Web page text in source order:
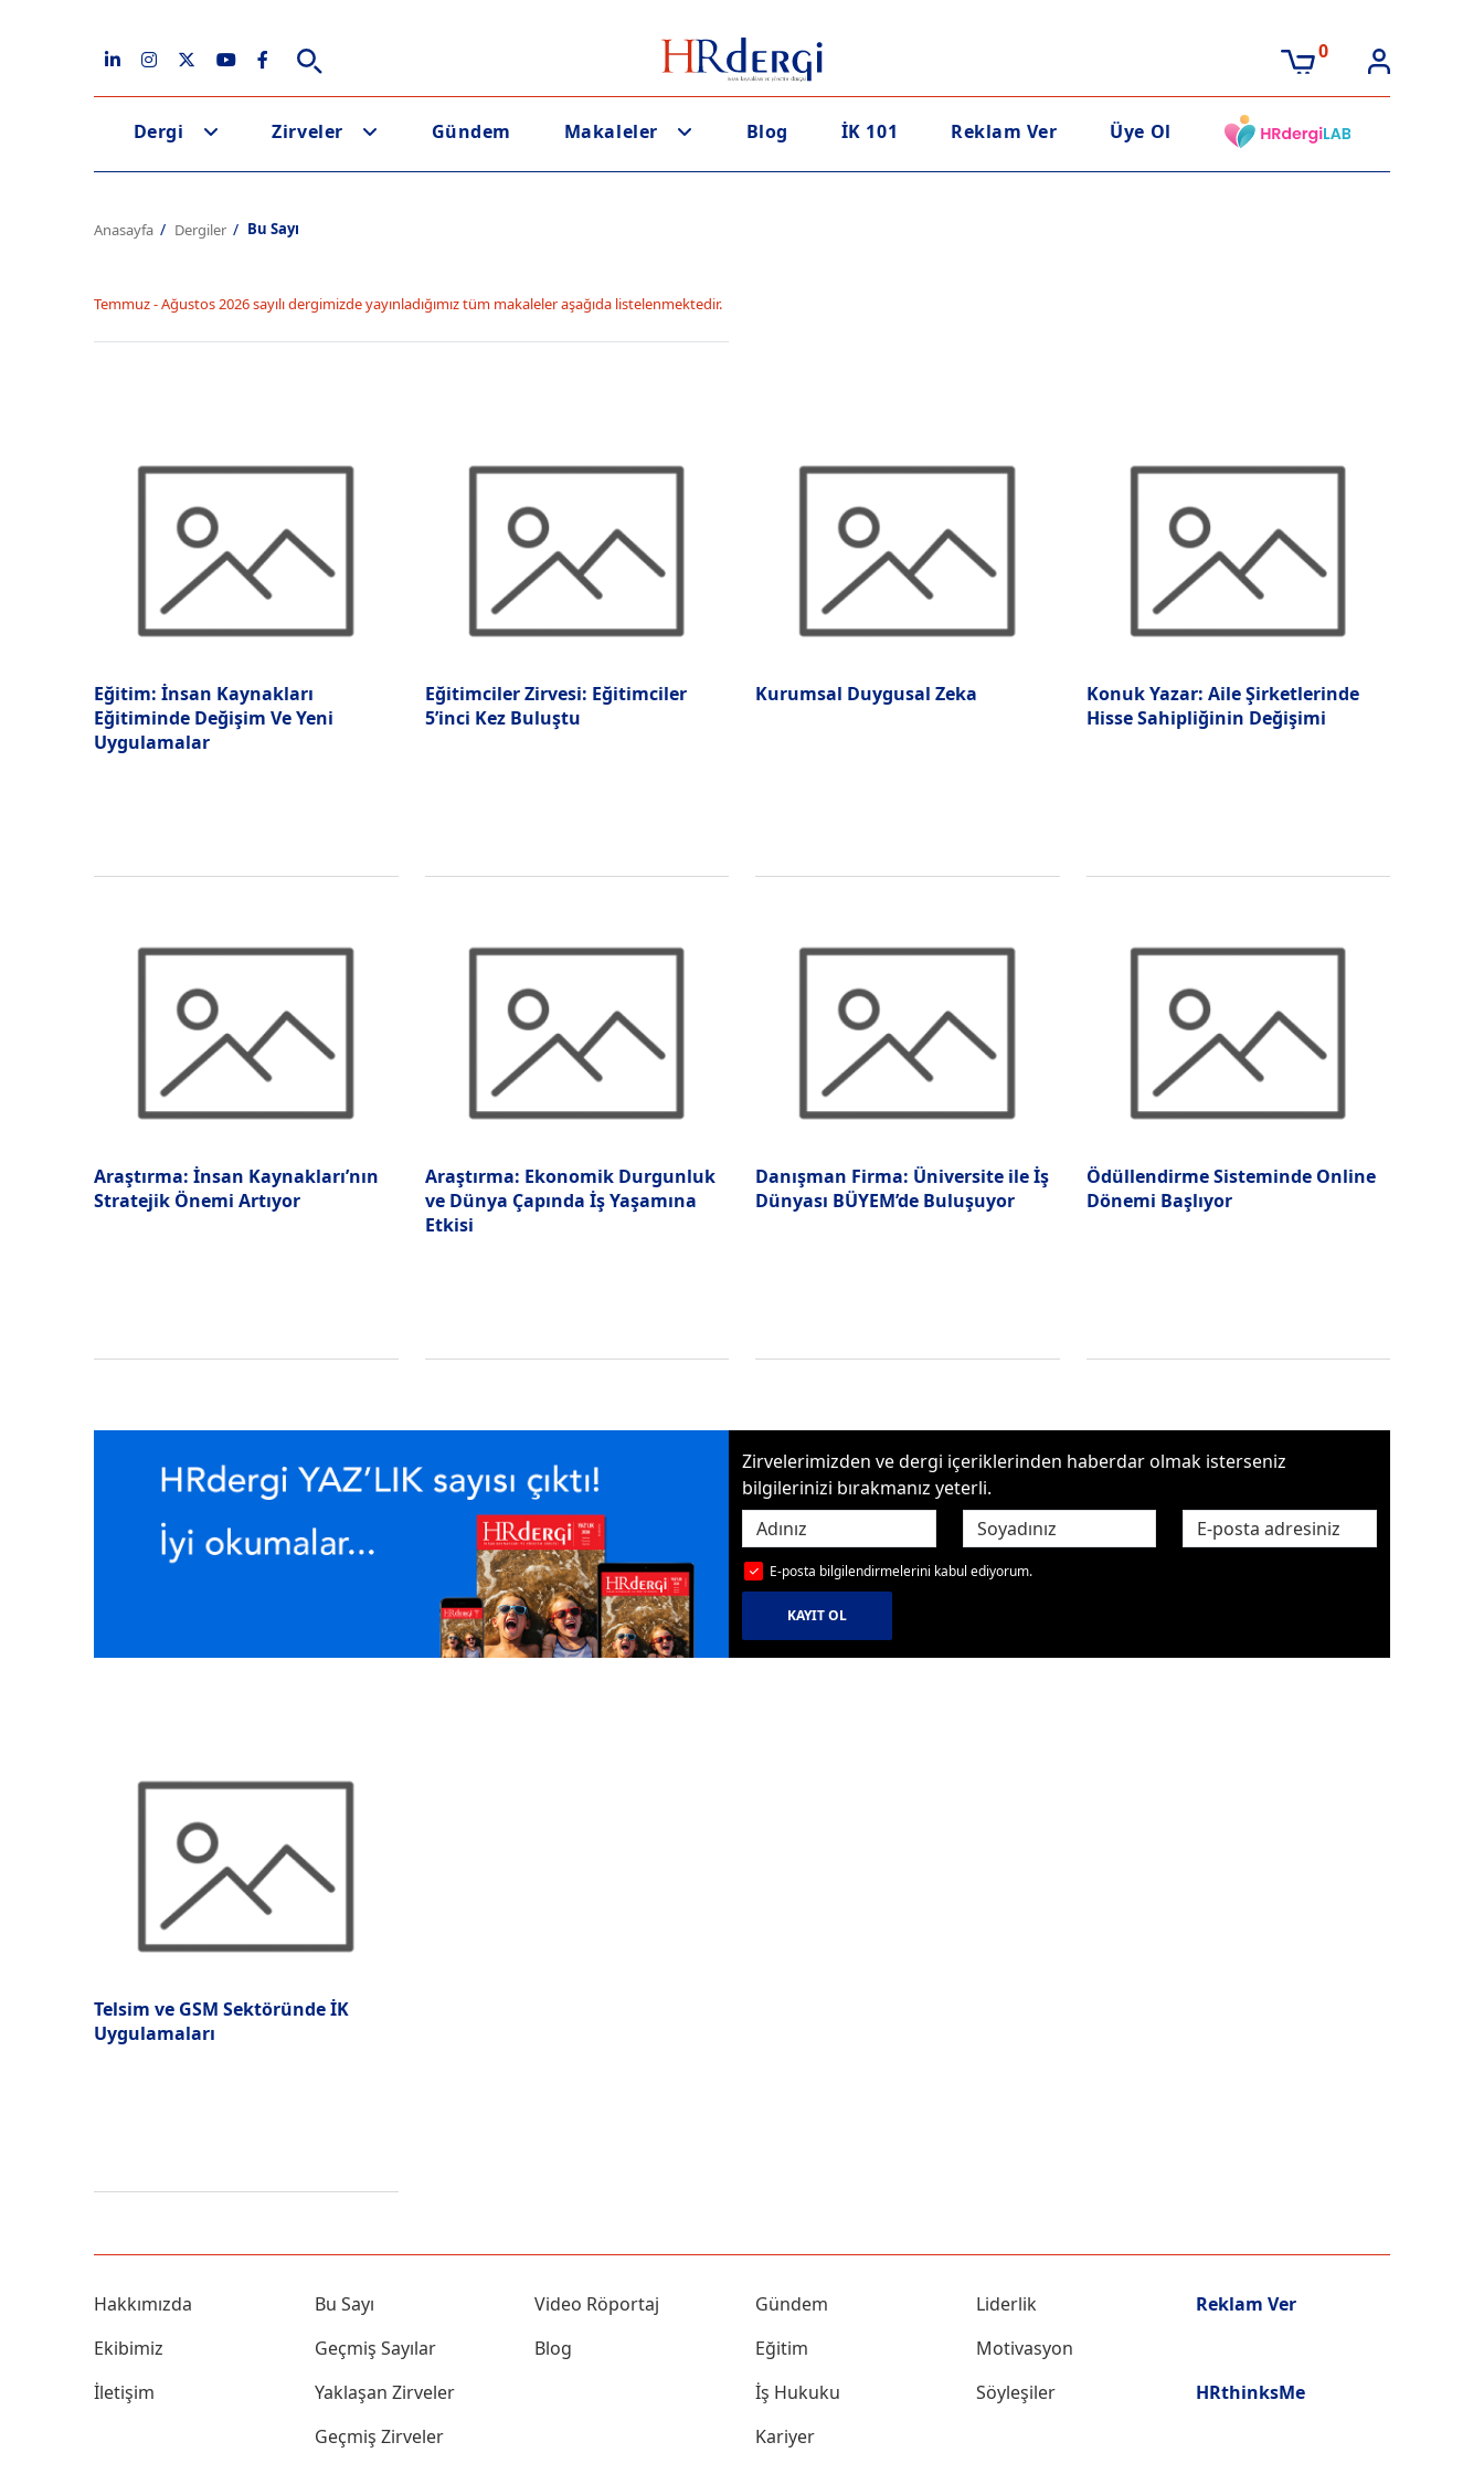
0
Dergi Zirveler Gündem Makaleler Blog İK 101 Reklam Ver Üye Ol
Anasayfa Dergiler Bu Sayı
Temmuz - Ağustos 2026 sayılı dergimizde yayınladığımız tüm makaleler aşağıda listelenmektedir.
Eğitim: İnsan Kaynakları
Eğitiminde Değişim Ve Yeni
Uygulamalar
Eğitimciler Zirvesi: Eğitimciler
5’inci Kez Buluştu
Kurumsal Duygusal Zeka
Konuk Yazar: Aile Şirketlerinde
Hisse Sahipliğinin Değişimi
Araştırma: İnsan Kaynakları’nın
Stratejik Önemi Artıyor
Araştırma: Ekonomik Durgunluk
ve Dünya Çapında İş Yaşamına
Etkisi
Danışman Firma: Üniversite ile İş
Dünyası BÜYEM’de Buluşuyor
Ödüllendirme Sisteminde Online
Dönemi Başlıyor
Zirvelerimizden ve dergi içeriklerinden haberdar olmak isterseniz
bilgilerinizi bırakmanız yeterli.
E-posta bilgilendirmelerini kabul ediyorum.
KAYIT OL
Telsim ve GSM Sektöründe İK
Uygulamaları
Hakkımızda
Ekibimiz
İletişim
Bu Sayı
Geçmiş Sayılar
Yaklaşan Zirveler
Geçmiş Zirveler
Video Röportaj
Blog
Gündem
Eğitim
İş Hukuku
Kariyer
Liderlik
Motivasyon
Söyleşiler
Reklam Ver
HRthinksMe